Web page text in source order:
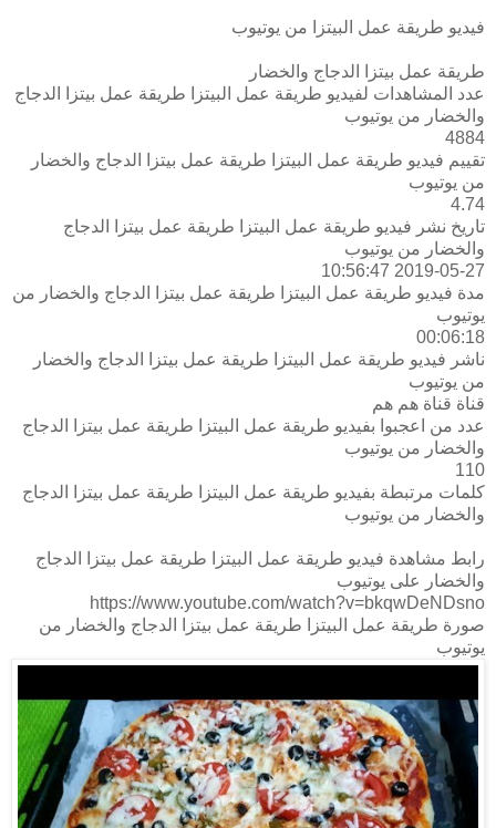
فيديو طريقة عمل البيتزا من يوتيوب
طريقة عمل بيتزا الدجاج والخضار
عدد المشاهدات لفيديو طريقة عمل البيتزا طريقة عمل بيتزا الدجاج
والخضار من يوتيوب
4884
تقييم فيديو طريقة عمل البيتزا طريقة عمل بيتزا الدجاج والخضار
من يوتيوب
4.74
تاريخ نشر فيديو طريقة عمل البيتزا طريقة عمل بيتزا الدجاج
والخضار من يوتيوب
2019-05-27 10:56:47
مدة فيديو طريقة عمل البيتزا طريقة عمل بيتزا الدجاج والخضار من
يوتيوب
00:06:18
ناشر فيديو طريقة عمل البيتزا طريقة عمل بيتزا الدجاج والخضار
من يوتيوب
قناة قناة هم هم
عدد من اعجبوا بفيديو طريقة عمل البيتزا طريقة عمل بيتزا الدجاج
والخضار من يوتيوب
110
كلمات مرتبطة بفيديو طريقة عمل البيتزا طريقة عمل بيتزا الدجاج
والخضار من يوتيوب
رابط مشاهدة فيديو طريقة عمل البيتزا طريقة عمل بيتزا الدجاج
والخضار على يوتيوب
https://www.youtube.com/watch?v=bkqwDeNDsno
صورة طريقة عمل البيتزا طريقة عمل بيتزا الدجاج والخضار من
يوتيوب